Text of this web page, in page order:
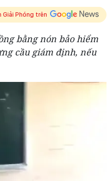
Giải Phóng trên
bằng nón bảo hiểm
cầu giám định, nếu